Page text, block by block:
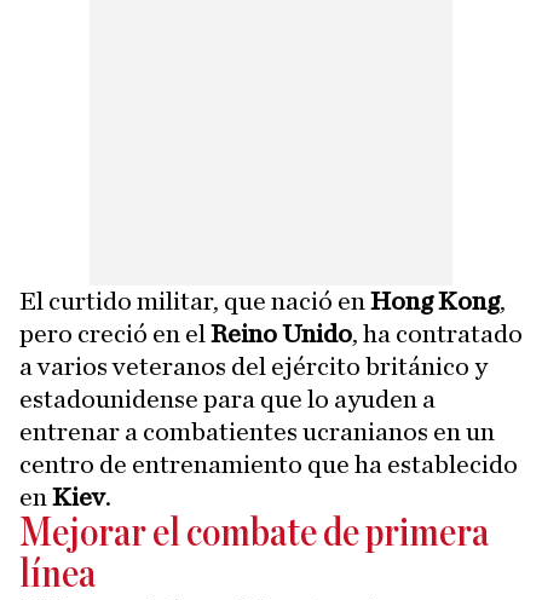
El curtido militar, que nació en Hong Kong,
pero creció en el Reino Unido, ha contratado
a varios veteranos del ejército británico y
estadounidense para que lo ayuden a
entrenar a combatientes ucranianos en un
centro de entrenamiento que ha establecido
en Kiev.
Mejorar el combate de primera
línea